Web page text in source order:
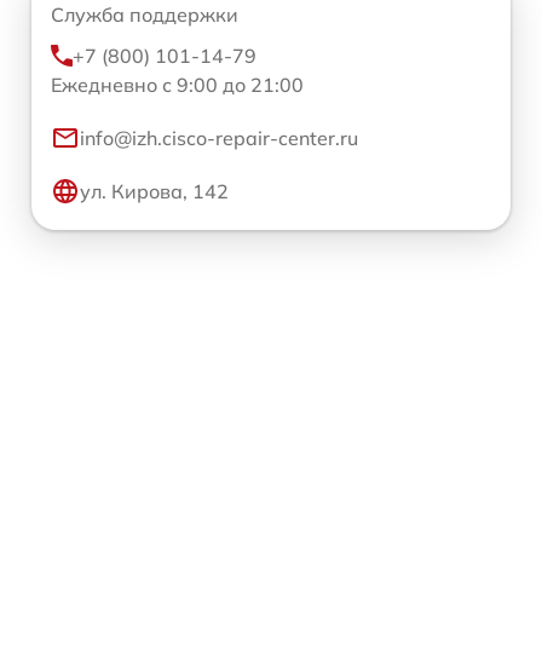
Служба поддержки
+7 (800) 101-14-79
Ежедневно с 9:00 до 21:00
info@izh.cisco-repair-center.ru
ул. Кирова, 142